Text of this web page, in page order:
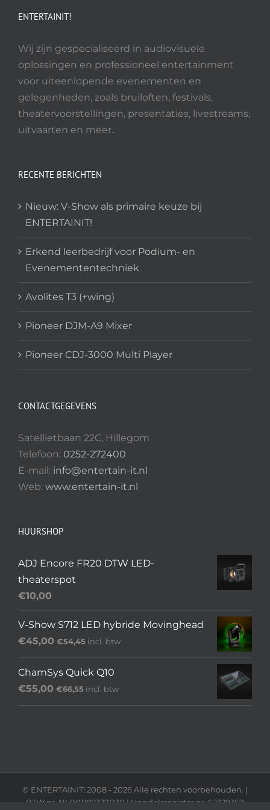
op
de
productpagina
ENTERTAINIT!
Wij zijn gespecialiseerd in audiovisuele
oplossingen en professioneel entertainment
voor uiteenlopende evenementen en
gelegenheden, zoals bruiloften, festivals,
theatervoorstellingen, presentaties, livestreams,
uitvaarten en meer..
RECENTE BERICHTEN
Nieuw: V-Show als primaire keuze bij
ENTERTAINIT!
Erkend leerbedrijf voor Podium- en
Evenemententechniek
Avolites T3 (+wing)
Pioneer DJM-A9 Mixer
Pioneer CDJ-3000 Multi Player
CONTACTGEGEVENS
Satellietbaan 22C, Hillegom
Telefoon: 0252-272400
E-mail: info@entertain-it.nl
Web: www.entertain-it.nl
HUURSHOP
ADJ Encore FR20 DTW LED-
theaterspot
€10,00
V-Show S712 LED hybride Movinghead
€45,00 €54,45 incl. btw
ChamSys Quick Q10
€55,00 €66,55 incl. btw
© ENTERTAINIT! 2008 - 2026 Alle rechten voorbehouden. |
BTW nr. NL001182327B30 | Handelsregister nr. 62329367